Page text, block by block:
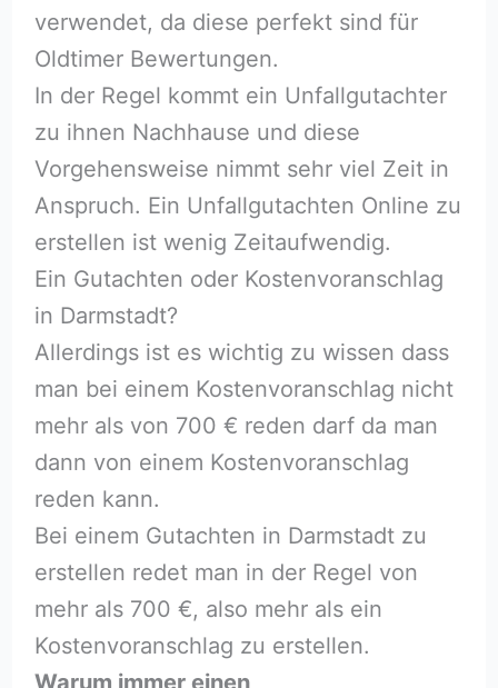
verwendet, da diese perfekt sind für
Oldtimer Bewertungen.
In der Regel kommt ein Unfallgutachter
zu ihnen Nachhause und diese
Vorgehensweise nimmt sehr viel Zeit in
Anspruch. Ein Unfallgutachten Online zu
erstellen ist wenig Zeitaufwendig.
Ein Gutachten oder Kostenvoranschlag
in Darmstadt?
Allerdings ist es wichtig zu wissen dass
man bei einem Kostenvoranschlag nicht
mehr als von 700 € reden darf da man
dann von einem Kostenvoranschlag
reden kann.
Bei einem Gutachten in Darmstadt zu
erstellen redet man in der Regel von
mehr als 700 €, also mehr als ein
Kostenvoranschlag zu erstellen.
Warum immer einen